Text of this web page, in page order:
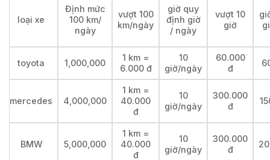
loại xe
Định mức
100 km/
ngày
vượt 100
km/ngày
giờ quy
định giờ
/ ngày
vượt 10
giờ
toyota 1,000,000
1 km =
6.000 đ
10
giờ/ngày
60.000
đ
mercedes 4,000,000
1 km =
40.000
đ
10
giờ/ngày
300.000
đ
BMW 5,000,000
1 km =
40.000
đ
10
giờ/ngày
300.000
đ